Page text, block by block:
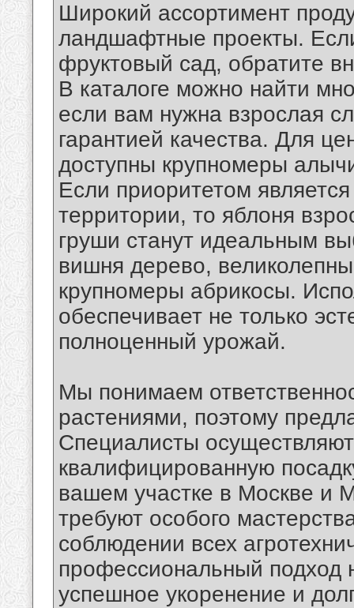
Широкий ассортимент
ландшафтные проекты.
фруктовый сад, обратите
В каталоге можно найти
если вам нужна взрослая
гарантией качества. Для
доступны крупномеры
Если приоритетом
территории, то яблоня
груши станут идеальным
вишня дерево,
крупномеры абрикосы.
обеспечивает не только
полноценный урожай.
Мы понимаем
растениями, поэтому
Специалисты
квалифицированную
вашем участке в Москве и
требуют особого
соблюдении всех
профессиональный подход
успешное укоренение и